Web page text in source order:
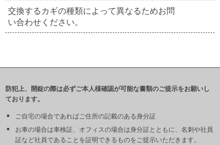
交換するカギの種類によって異なるためお問
い合わせください。
防犯上、開錠の際は必ずご本人様確認が可能な書類のご提示をお願いし
ております。
ご自宅の場合であればご住所の記載のある身分証
お車の場合は車検証、オフィスの場合は身分証とともに、名刺や社員
証など社員であることを証明できるものをご提示いただきます。